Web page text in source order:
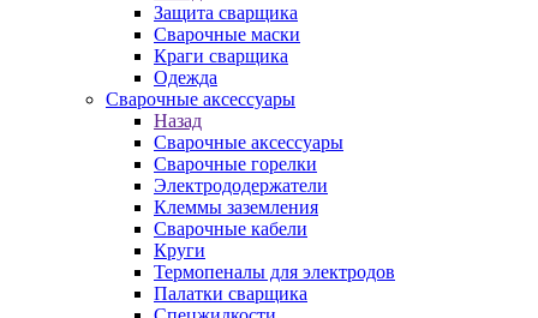
Защита сварщика
Сварочные маски
Краги сварщика
Одежда
Сварочные аксессуары
Назад
Сварочные аксессуары
Сварочные горелки
Электрододержатели
Клеммы заземления
Сварочные кабели
Круги
Термопеналы для электродов
Палатки сварщика